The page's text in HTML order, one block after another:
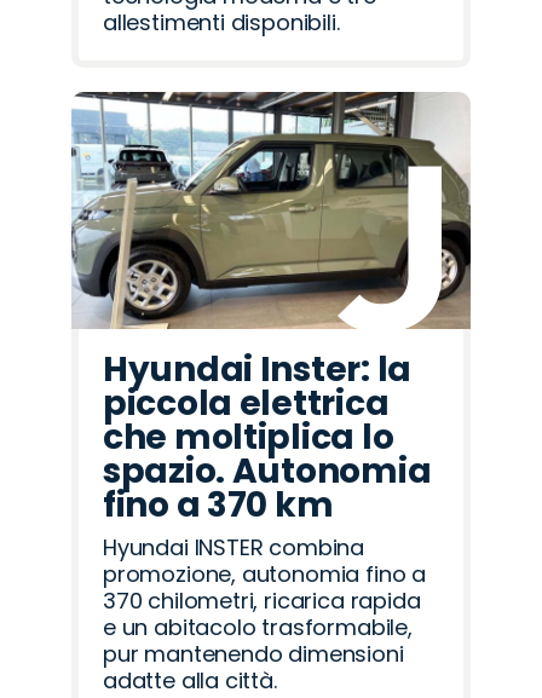
allestimenti disponibili.
Hyundai Inster: la
piccola elettrica
che moltiplica lo
spazio. Autonomia
fino a 370 km
Hyundai INSTER combina
promozione, autonomia fino a
370 chilometri, ricarica rapida
e un abitacolo trasformabile,
pur mantenendo dimensioni
adatte alla città.